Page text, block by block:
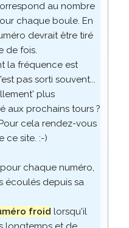
au nombre
chaque boule. En
devrait être tiré
de fois.
la fréquence est
pas sorti souvent...
plus
aux prochains tours ?
cela rendez-vous
ce site. :-)
chaque numéro,
écoulés depuis sa
froid lorsqu'il